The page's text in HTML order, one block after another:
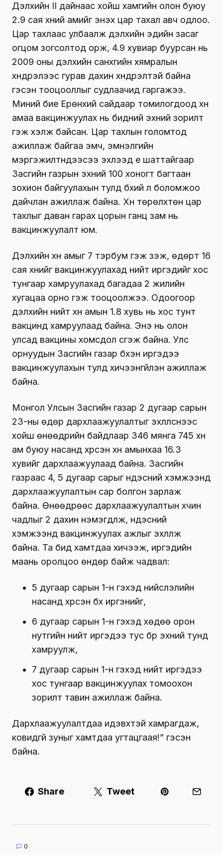
Дэлхийн II дайнаас хойш хамгийн олон буюу
2.9 сая хүний амийг энэхүү цар тахал авч одлоо.
Цар тахлаас улбаалж дэлхийн эдийн засаг
огцом зогсолтод орж, 4.9 хувиар буурсан нь
2009 оны дэлхийн санхүүгийн хямралын
хүндрэлээс гурав дахин хүндрэлтэй байна
гэсэн тооцооллыг судлаачид гаргажээ.
Миний бие Ерөнхий сайдаар томилогдоод хүн
амаа вакцинжуулах нь бидний эхний зорилт
гэж хэлж байсан. Цар тахлын голомтод
ажиллаж байгаа эмч, эмнэлгийн
мэргэжилтнүүдээсээ эхлээд үе шаттайгаар
Засгийн газрын эхний 100 хоногт багтаан
зохион байгуулахын тулд бүхий л боломжоо
дайчлан ажиллаж байна. Хүн төрөлхтөн цар
тахлыг даван гарах цорын ганц зам нь
вакцинжуулалт юм.
Дэлхийн хүн амыг 7 тэрбум гэж үзэж, өдөрт 16
сая хүнийг вакцинжуулахад нийт иргэдийг хос
тунгаар хамруулахад багадаа 2 жилийн
хугацаа орно гэж тооцоолжээ. Одоогоор
дэлхийн нийт хүн амын 1.8 хувь нь хос тунт
вакцинд хамруулаад байна. Энэ нь олон
улсад вакцины хомсдол үүсгэж байна. Улс
орнуудын Засгийн газар бүхэн иргэдээ
вакцинжуулахын тулд хичээнгүйлэн ажиллаж
байна.
Монгол Улсын Засгийн газар 2 дугаар сарын
23-ны өдөр дархлаажуулалтыг эхлүүлснээс
хойш өнөөдрийн байдлаар 346 мянга 745 хүн
ам буюу насанд хүрсэн хүн амынхаа 16.3
хувийг дархлаажуулаад байна. Засгийн
газраас 4, 5 дугаар сарыг үндэсний хэмжээнд
дархлаажуулалтын сар болгон зарлаж
байна. Өнөөдрөөс дархлаажуулалтын хүчин
чадлыг 2 дахин нэмэгдүүлж, үндэсний
хэмжээнд вакцинжуулах ажлыг эхлүүлж
байна. Та бид хамтдаа хичээж, иргэдийн
маань оролцоо өндөр байж чадвал:
5 дугаар сарын 1-н гэхэд нийслэлийн
насанд хүрсэн бүх иргэнийг,
6 дугаар сарын 1-н гэхэд хөдөө орон
нутгийн нийт иргэдээ тус бүр эхний тунд
хамруулж,
7 дугаар сарын 1-н гэхэд нийт иргэдээ
хос тунгаар вакцинжуулах томоохон
зорилт тавин ажиллаж байна.
Дархлаажуулалтдаа идэвхтэй хамрагдаж,
ковидгүй зуныг хамтдаа угтацгаая!” гэсэн
байна.
Share Tweet
0